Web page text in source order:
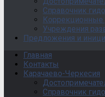
Справочник
Коррекционные
Учреждения
Предложения и
Главная
Контакты
Карачаево-Черкесия
Справочник